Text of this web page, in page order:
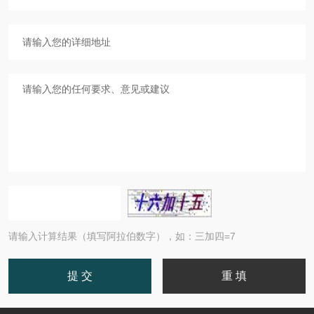
请输入计算结果（填写阿拉伯数字），如：三加四=7